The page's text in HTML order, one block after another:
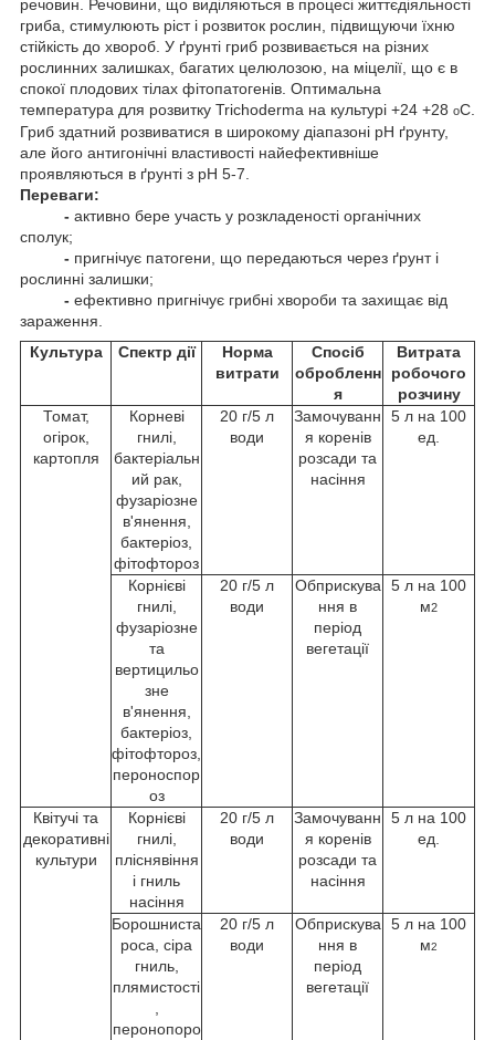
речовин. Речовини, що виділяються в процесі життєдіяльності
гриба, стимулюють ріст і розвиток рослин, підвищуючи їхню
стійкість до хвороб. У ґрунті гриб розвивається на різних
рослинних залишках, багатих целюлозою, на міцелії, що є в
спокої плодових тілах фітопатогенів. Оптимальна
температура для розвитку Trichoderma на культурі +24 +28 оС.
Гриб здатний розвиватися в широкому діапазоні pH ґрунту,
але його антигонічні властивості найефективніше
проявляються в ґрунті з pH 5-7.
Переваги:
- активно бере участь у розкладеності органічних
сполук;
- пригнічує патогени, що передаються через ґрунт і
рослинні залишки;
- ефективно пригнічує грибні хвороби та захищає від
зараження.
Культура
Спектр дії
Норма
витрати
Спосіб
обробленн
я
Витрата
робочого
розчину
Томат,
огірок,
картопля
Корневі
гнилі,
бактеріальн
ий рак,
фузаріозне
в'янення,
бактеріоз,
фітофтороз
20 г/5 л
води
Замочуванн
я коренів
розсади та
насіння
5 л на 100
ед.
Корнієві
гнилі,
фузаріозне
та
вертицильо
зне
в'янення,
бактеріоз,
фітофтороз,
пероноспор
оз
20 г/5 л
води
Обприскува
ння в
період
вегетації
5 л на 100
м2
Квітучі та
декоративні
культури
Корнієві
гнилі,
пліснявіння
і гниль
насіння
20 г/5 л
води
Замочуванн
я коренів
розсади та
насіння
5 л на 100
ед.
Борошниста
роса, сіра
гниль,
плямистості
перонопоро
20 г/5 л
води
Обприскува
ння в
період
вегетації
5 л на 100
м2